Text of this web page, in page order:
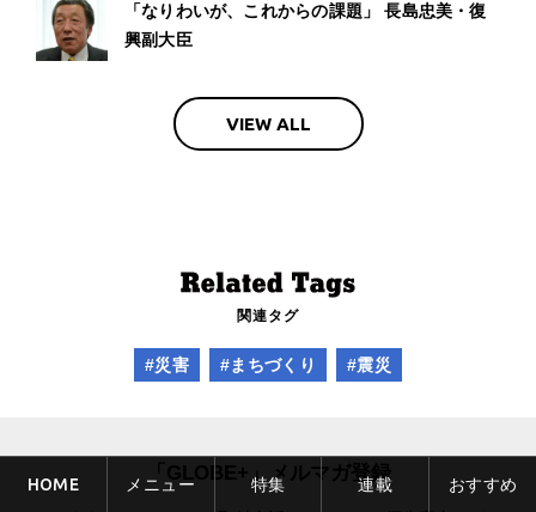
「なりわいが、これからの課題」 長島忠美・復
興副大臣
VIEW ALL
関連タグ
#災害 #まちづくり #震災
「GLOBE+」メルマガ登録
HOME メニュー 特集 連載 おすすめ